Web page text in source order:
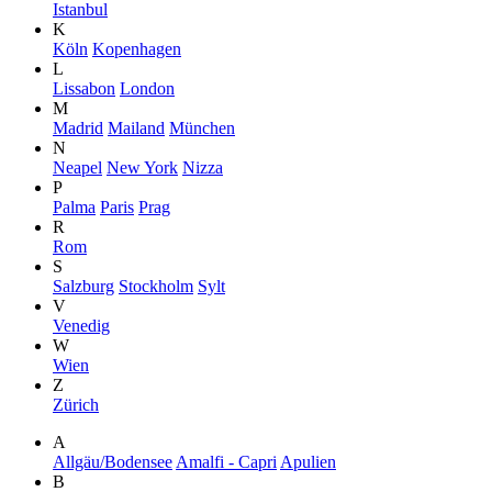
Istanbul
K
Köln Kopenhagen
L
Lissabon London
M
Madrid Mailand München
N
Neapel New York Nizza
P
Palma Paris Prag
R
Rom
S
Salzburg Stockholm Sylt
V
Venedig
W
Wien
Z
Zürich
A
Allgäu/Bodensee Amalfi - Capri Apulien
B